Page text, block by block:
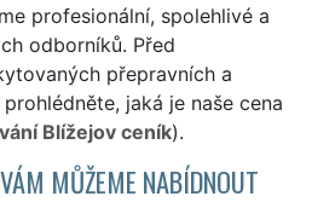
profesionální, spolehlivé a
odborníků. Před
přepravních a
jaká je naše cena
Blížejov ceník).
MŮŽEME NABÍDNOUT